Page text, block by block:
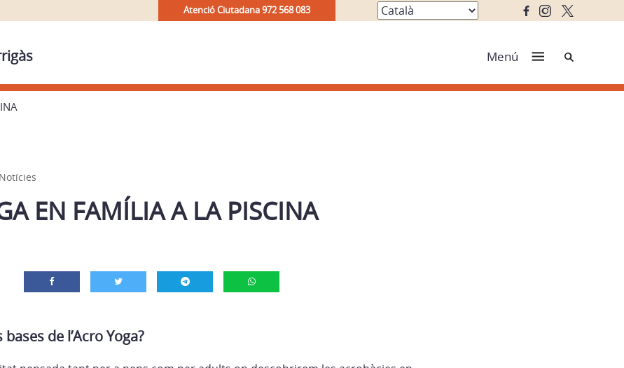
Atenció Ciutadana 972 568 083
Menú Cerca
Notícies
EN FAMÍLIA A LA PISCINA
de l’Acro Yoga?